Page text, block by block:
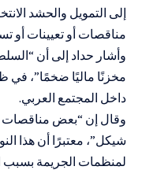
إلى التمويل والحشد
مناقصات أو تعيينات أو
وأشار حداد إلى أن
مخزنًا ماليًا ضخمًا”، في
داخل المجتمع العربي.
وقال إن “بعض مناقصات
شيكل”، معتبرًا أن هذا
لمنظمات الجريمة بسبب